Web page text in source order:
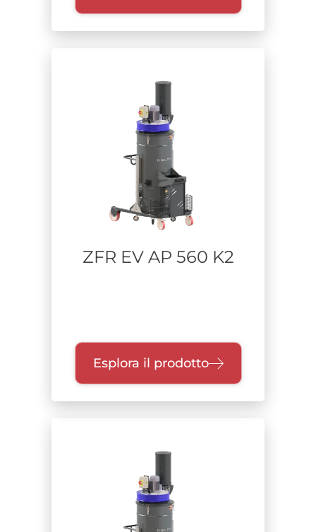
ZFR EV AP 560 K2
Esplora il prodotto